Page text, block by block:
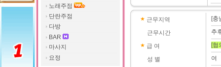
노래주점
단란주점
다방
BAR
마사지
요정
근무지역
근무시간
급 여
성 별
[충
추
[협
여